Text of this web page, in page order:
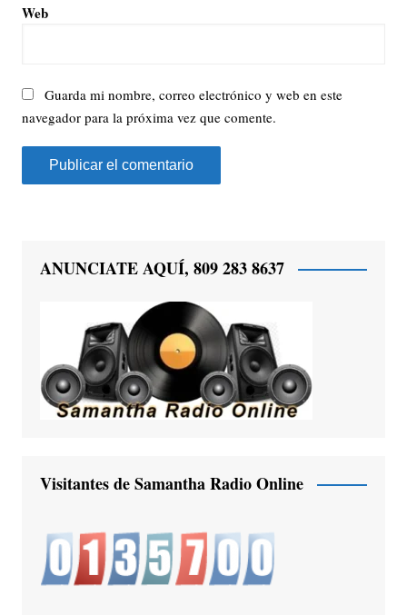
Web
Guarda mi nombre, correo electrónico y web en este
navegador para la próxima vez que comente.
ANUNCIATE AQUÍ, 809 283 8637
Visitantes de Samantha Radio Online